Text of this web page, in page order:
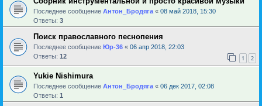
Последнее сообщение Антон_Бродяга « 08 май 2018, 15:30
Ответы: 3
Поиск православного песнопения
Последнее сообщение Юр-36 « 06 апр 2018, 22:03
Ответы: 12 1 2
Yukie Nishimura
Последнее сообщение Антон_Бродяга « 06 дек 2017, 02:08
Ответы: 1